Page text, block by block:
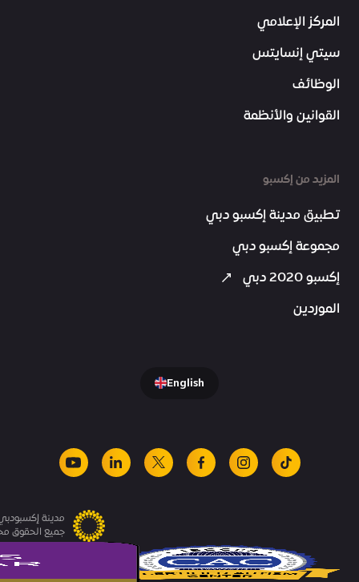
المركز الإعلامي
سيتي إنسايتس
الوظائف
القوانين والأنظمة
المزيد من إكسبو
تطبيق مدينة إكسبو دبي
مجموعة إكسبو دبي
إكسبو 2020 دبي
الموردين
English
tiktok
instagram
facebook
x
linkedin
youtube
مدينة
جميع الحقوق